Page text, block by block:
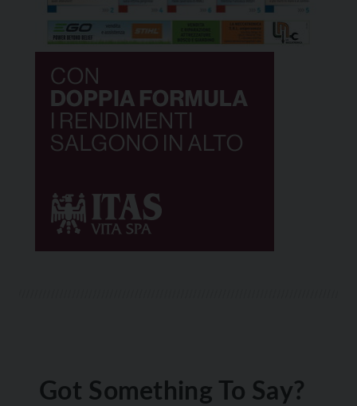
Got Something To Say?